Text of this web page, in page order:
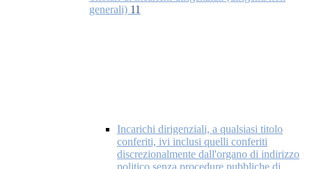
generali) 11
Incarichi dirigenziali, a qualsiasi titolo
conferiti, ivi inclusi quelli conferiti
discrezionalmente dall'organo di indirizzo